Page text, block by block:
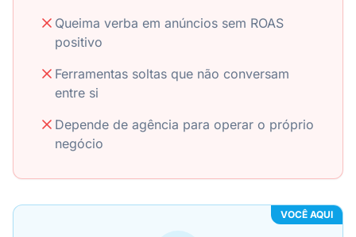
Queima verba em anúncios sem ROAS
positivo
Ferramentas soltas que não conversam
entre si
Depende de agência para operar o próprio
negócio
VOCÊ AQUI